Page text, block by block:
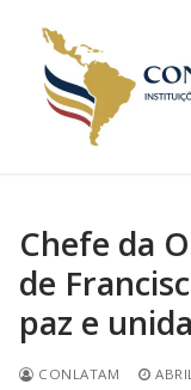
Chefe da
de
paz e
CONLATAM